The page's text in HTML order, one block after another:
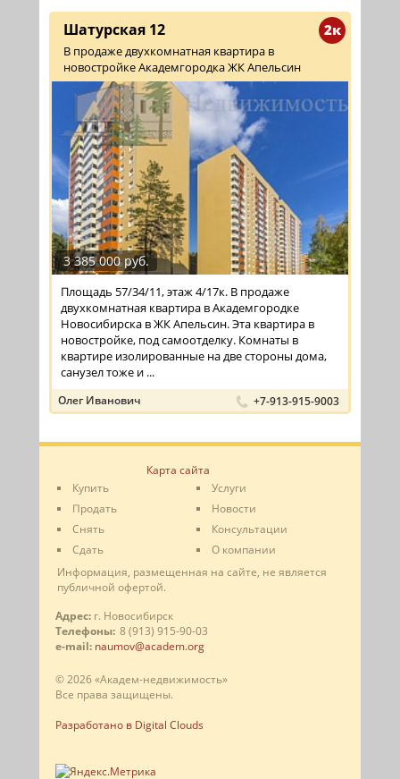
2к
Шатурская 12
В продаже двухкомнатная квартира в
новостройке Академгородка ЖК Апельсин
3 385 000 руб.
Площадь 57/34/11, этаж 4/17к. В продаже
двухкомнатная квартира в Академгородке
Новосибирска в ЖК Апельсин. Эта квартира в
новостройке, под самоотделку. Комнаты в
квартире изолированные на две стороны дома,
санузел тоже и ...
Олег Иванович +7-913-915-9003
Карта сайта
Купить
Продать
Снять
Сдать
Услуги
Новости
Консультации
О компании
Информация, размещенная на сайте, не является
публичной офертой.
Адрес: г. Новосибирск
Телефоны: 8 (913) 915-90-03
e-mail: naumov@academ.org
© 2026 «Академ-недвижимость»
Все права защищены.
Разработано в Digital Clouds